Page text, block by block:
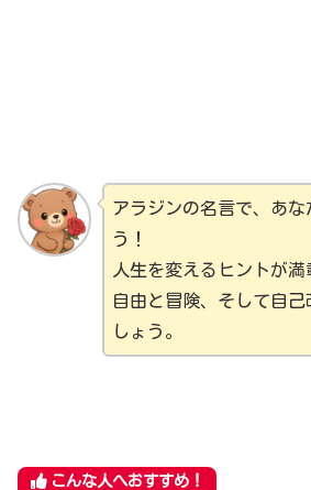
アラジンの名言で、あ
う！
人生を変えるヒントが満
自由と冒険、そして自
しょう。
こんな人へおすすめ！